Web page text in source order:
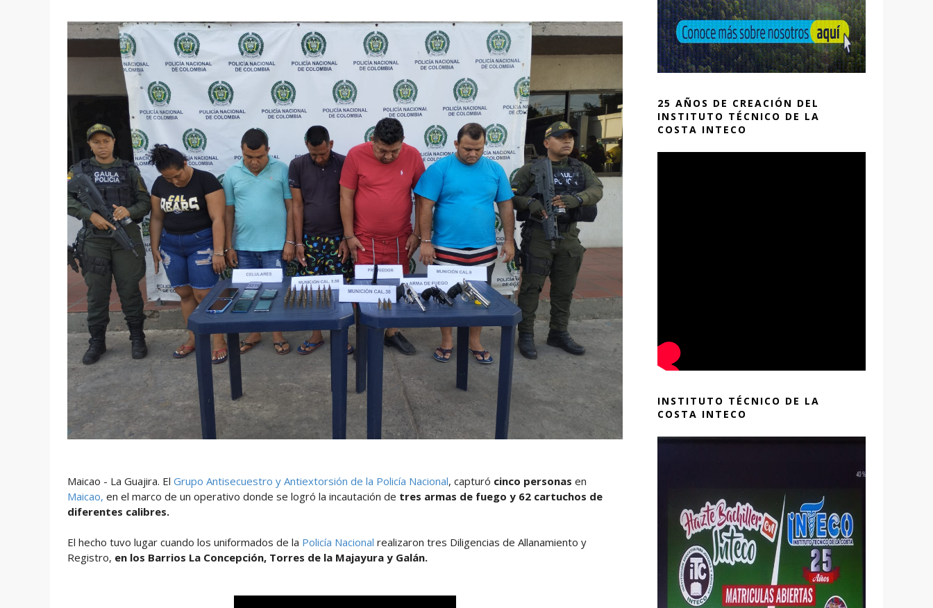
Maicao - La Guajira. El Grupo Antisecuestro y Antiextorsión de la Policía Nacional, capturó cinco personas en
Maicao, en el marco de un operativo donde se logró la incautación de tres armas de fuego y 62 cartuchos de
diferentes calibres.
El hecho tuvo lugar cuando los uniformados de la Policía Nacional realizaron tres Diligencias de Allanamiento y
Registro, en los Barrios La Concepción, Torres de la Majayura y Galán.
25 AÑOS DE CREACIÓN DEL
INSTITUTO TÉCNICO DE LA
COSTA INTECO
INSTITUTO TÉCNICO DE LA
COSTA INTECO